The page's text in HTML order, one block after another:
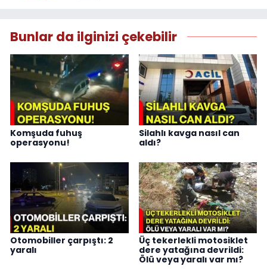
Bunlar da ilginizi çekebilir
Komşuda fuhuş
operasyonu!
Silahlı kavga nasıl can
aldı?
Otomobiller çarpıştı: 2
yaralı
Üç tekerlekli motosiklet
dere yatağına devrildi:
Ölü veya yaralı var mı?